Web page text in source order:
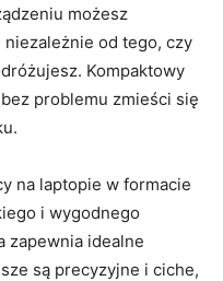
‍możesz
od tego, czy⁢
Kompaktowy
problemu ⁢zmieści ‍się
na​ laptopie w‍ formacie
‍i wygodnego
zapewnia idealne
są precyzyjne i‍ ciche,